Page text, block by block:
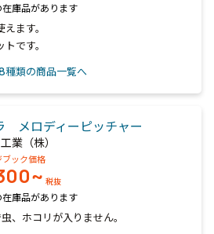
庫品があります
ます。
です。
種類の商品一覧へ
メロディーピッチャー
業（株）
ブック価格
税抜
庫品があります
、ホコリが入りません。